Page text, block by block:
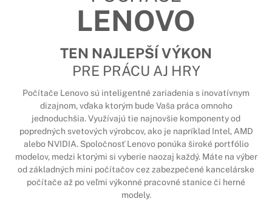
LENOVO
TEN NAJLEPŠÍ VÝKON
PRE PRÁCU AJ HRY
Počítače Lenovo sú inteligentné zariadenia s inovatívnym
dizajnom, vďaka ktorým bude Vaša práca omnoho
jednoduchšia. Využívajú tie najnovšie komponenty od
popredných svetových výrobcov, ako je napríklad Intel, AMD
alebo NVIDIA. Spoločnosť Lenovo ponúka široké portfólio
modelov, medzi ktorými si vyberie naozaj každý. Máte na výber
od základných mini počítačov cez zabezpečené kancelárske
počítače až po veľmi výkonné pracovné stanice či herné
modely.